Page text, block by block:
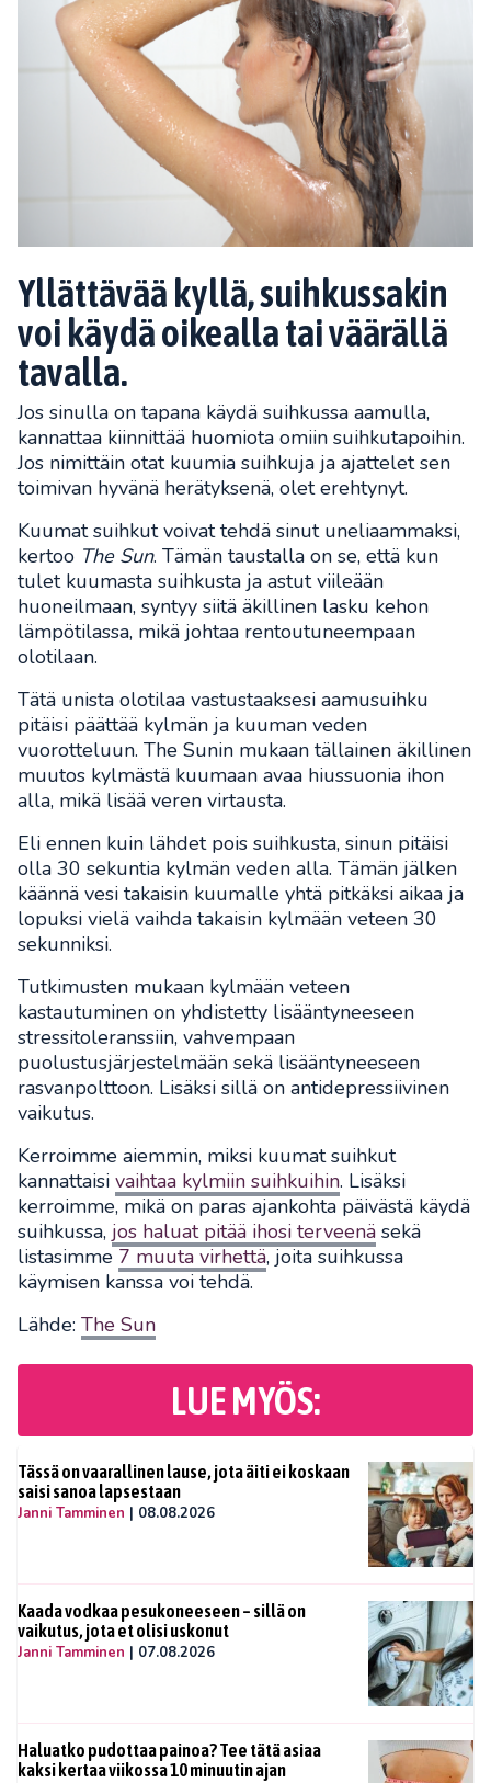
Yllättävää kyllä, suihkussakin
voi käydä oikealla tai väärällä
tavalla.
Jos sinulla on tapana käydä suihkussa aamulla,
kannattaa kiinnittää huomiota omiin suihkutapoihin.
Jos nimittäin otat kuumia suihkuja ja ajattelet sen
toimivan hyvänä herätyksenä, olet erehtynyt.
Kuumat suihkut voivat tehdä sinut uneliaammaksi,
kertoo The Sun. Tämän taustalla on se, että kun
tulet kuumasta suihkusta ja astut viileään
huoneilmaan, syntyy siitä äkillinen lasku kehon
lämpötilassa, mikä johtaa rentoutuneempaan
olotilaan.
Tätä unista olotilaa vastustaaksesi aamusuihku
pitäisi päättää kylmän ja kuuman veden
vuorotteluun. The Sunin mukaan tällainen äkillinen
muutos kylmästä kuumaan avaa hiussuonia ihon
alla, mikä lisää veren virtausta.
Eli ennen kuin lähdet pois suihkusta, sinun pitäisi
olla 30 sekuntia kylmän veden alla. Tämän jälken
käännä vesi takaisin kuumalle yhtä pitkäksi aikaa ja
lopuksi vielä vaihda takaisin kylmään veteen 30
sekunniksi.
Tutkimusten mukaan kylmään veteen
kastautuminen on yhdistetty lisääntyneeseen
stressitoleranssiin, vahvempaan
puolustusjärjestelmään sekä lisääntyneeseen
rasvanpolttoon. Lisäksi sillä on antidepressiivinen
vaikutus.
Kerroimme aiemmin, miksi kuumat suihkut
kannattaisi vaihtaa kylmiin suihkuihin. Lisäksi
kerroimme, mikä on paras ajankohta päivästä käydä
suihkussa, jos haluat pitää ihosi terveenä sekä
listasimme 7 muuta virhettä, joita suihkussa
käymisen kanssa voi tehdä.
Lähde: The Sun
LUE MYÖS:
Tässä on vaarallinen lause, jota äiti ei koskaan
saisi sanoa lapsestaan
Janni Tamminen | 08.08.2026
Kaada vodkaa pesukoneeseen – sillä on
vaikutus, jota et olisi uskonut
Janni Tamminen | 07.08.2026
Haluatko pudottaa painoa? Tee tätä asiaa
kaksi kertaa viikossa 10 minuutin ajan